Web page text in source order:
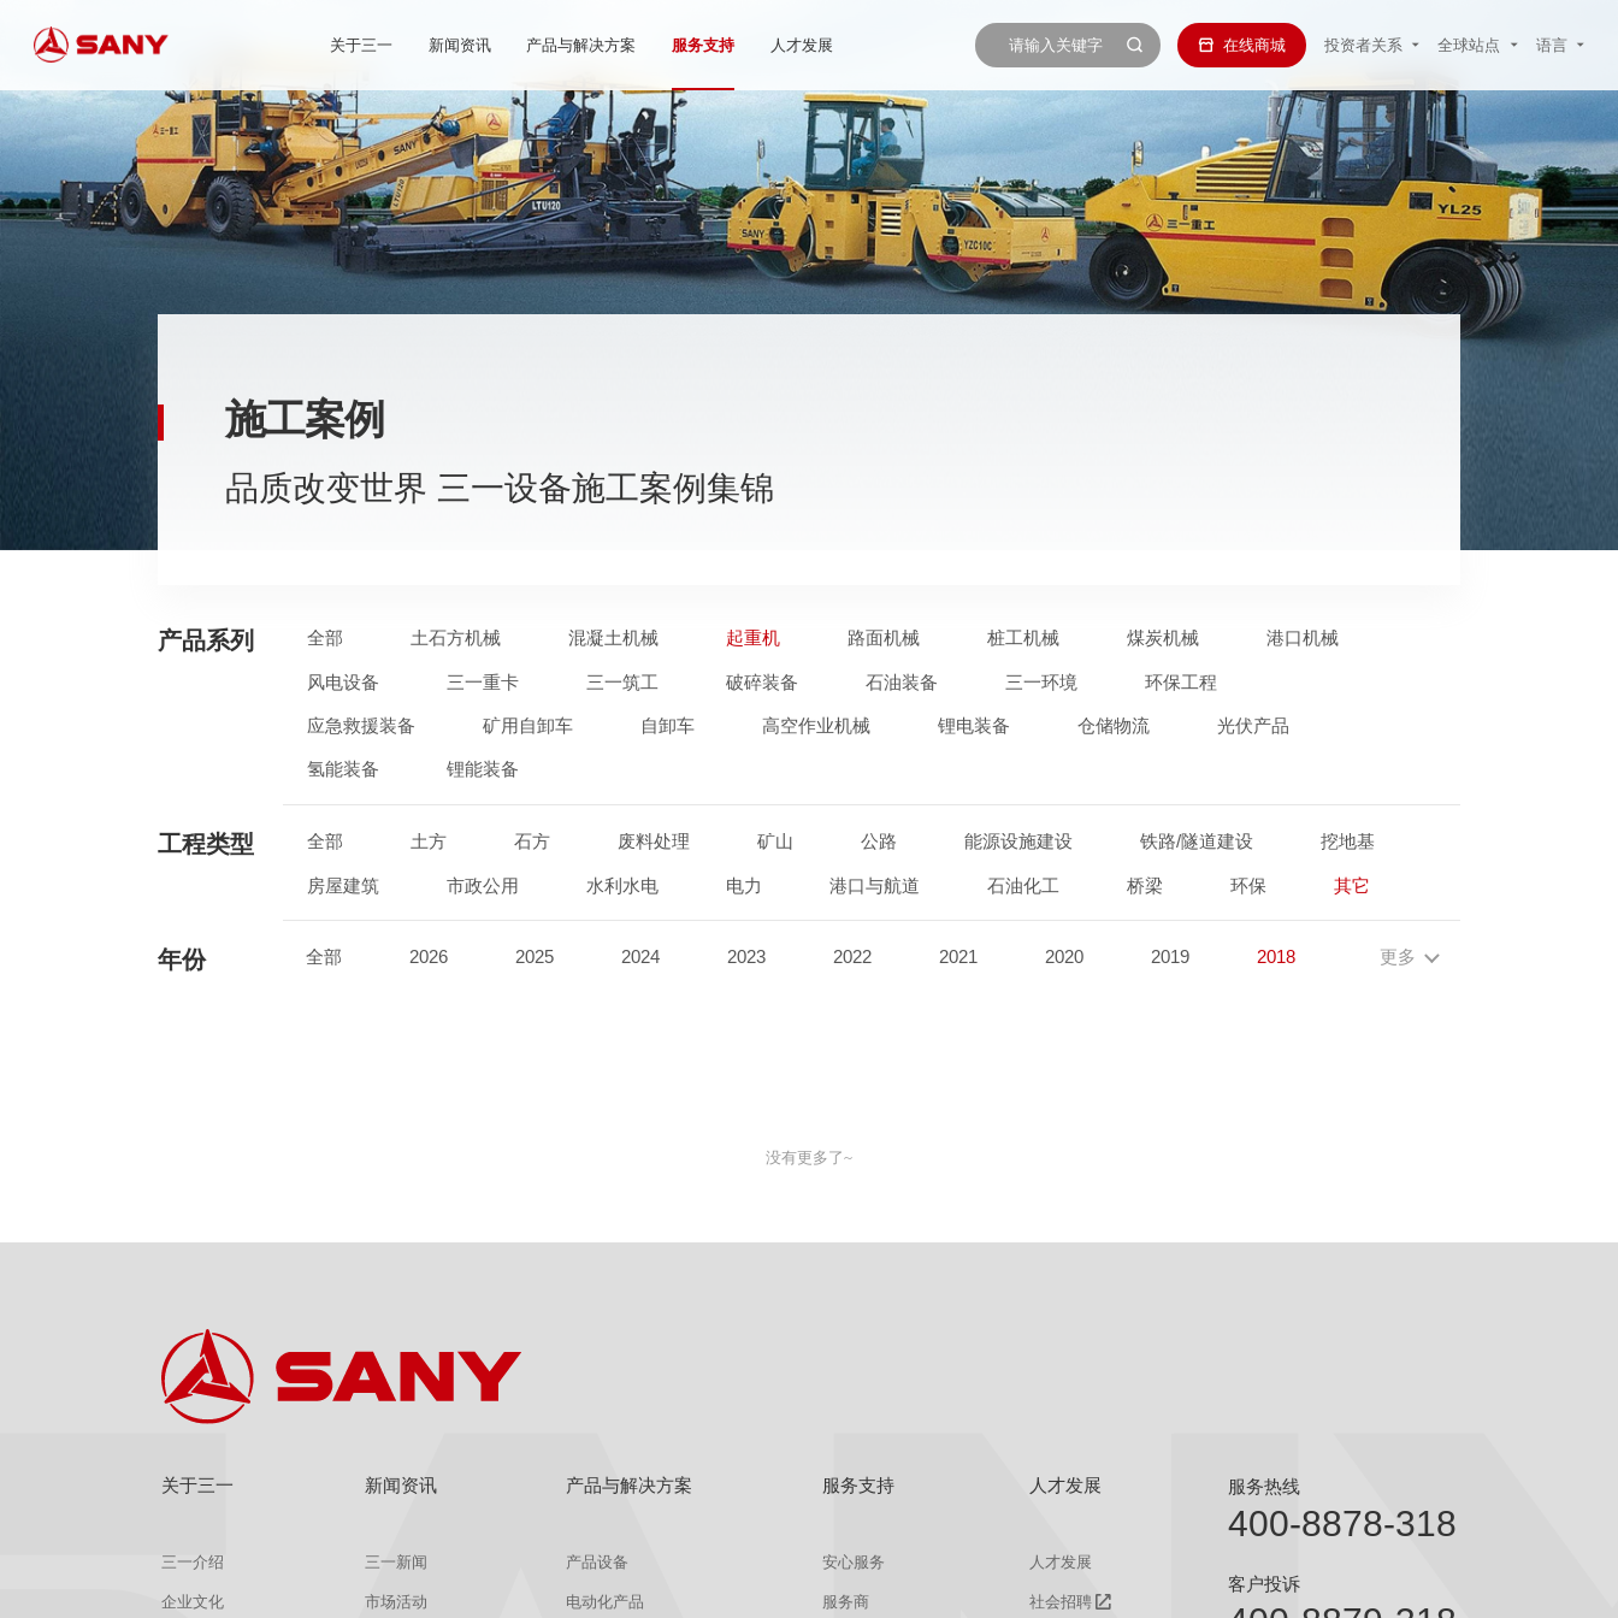
关于三一 新闻资讯 产品与解决方案 服务支持 人才发展 在线商城 投资者关系 全球站点 语言
施工案例
品质改变世界 三一设备施工案例集锦
产品系列 全部 土石方机械 混凝土机械 起重机 路面机械 桩工机械 煤炭机械 港口机械
风电设备 三一重卡 三一筑工 破碎装备 石油装备 三一环境 环保工程
应急救援装备 矿用自卸车 自卸车 高空作业机械 锂电装备 仓储物流 光伏产品
氢能装备 锂能装备
工程类型 全部 土方 石方 废料处理 矿山 公路 能源设施建设 铁路/隧道建设 挖地基
房屋建筑 市政公用 水利水电 电力 港口与航道 石油化工 桥梁 环保 其它
年份 全部 2026 2025 2024 2023 2022 2021 2020 2019 2018 更多
没有更多了~
关于三一
三一介绍
企业文化
新闻资讯
三一新闻
市场活动
产品与解决方案
产品设备
电动化产品
服务支持
安心服务
服务商
人才发展
人才发展
社会招聘
服务热线
400-8878-318
客户投诉